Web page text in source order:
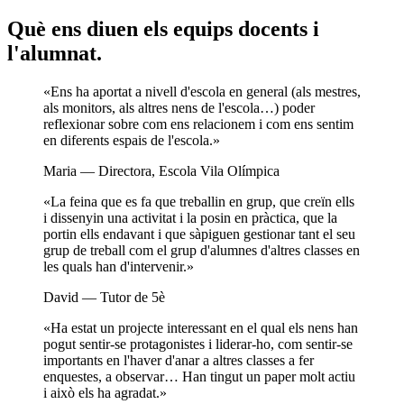
Què ens diuen els equips docents i
l'alumnat.
«Ens ha aportat a nivell d'escola en general (als mestres,
als monitors, als altres nens de l'escola…) poder
reflexionar sobre com ens relacionem i com ens sentim
en diferents espais de l'escola.»
Maria — Directora, Escola Vila Olímpica
«La feina que es fa que treballin en grup, que creïn ells
i dissenyin una activitat i la posin en pràctica, que la
portin ells endavant i que sàpiguen gestionar tant el seu
grup de treball com el grup d'alumnes d'altres classes en
les quals han d'intervenir.»
David — Tutor de 5è
«Ha estat un projecte interessant en el qual els nens han
pogut sentir-se protagonistes i liderar-ho, com sentir-se
importants en l'haver d'anar a altres classes a fer
enquestes, a observar… Han tingut un paper molt actiu
i això els ha agradat.»